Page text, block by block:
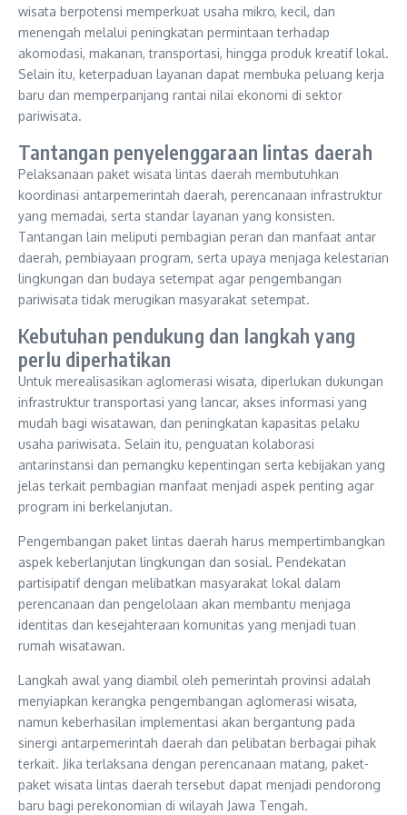
wisata berpotensi memperkuat usaha mikro, kecil, dan
menengah melalui peningkatan permintaan terhadap
akomodasi, makanan, transportasi, hingga produk kreatif lokal.
Selain itu, keterpaduan layanan dapat membuka peluang kerja
baru dan memperpanjang rantai nilai ekonomi di sektor
pariwisata.
Tantangan penyelenggaraan lintas daerah
Pelaksanaan paket wisata lintas daerah membutuhkan
koordinasi antarpemerintah daerah, perencanaan infrastruktur
yang memadai, serta standar layanan yang konsisten.
Tantangan lain meliputi pembagian peran dan manfaat antar
daerah, pembiayaan program, serta upaya menjaga kelestarian
lingkungan dan budaya setempat agar pengembangan
pariwisata tidak merugikan masyarakat setempat.
Kebutuhan pendukung dan langkah yang
perlu diperhatikan
Untuk merealisasikan aglomerasi wisata, diperlukan dukungan
infrastruktur transportasi yang lancar, akses informasi yang
mudah bagi wisatawan, dan peningkatan kapasitas pelaku
usaha pariwisata. Selain itu, penguatan kolaborasi
antarinstansi dan pemangku kepentingan serta kebijakan yang
jelas terkait pembagian manfaat menjadi aspek penting agar
program ini berkelanjutan.
Pengembangan paket lintas daerah harus mempertimbangkan
aspek keberlanjutan lingkungan dan sosial. Pendekatan
partisipatif dengan melibatkan masyarakat lokal dalam
perencanaan dan pengelolaan akan membantu menjaga
identitas dan kesejahteraan komunitas yang menjadi tuan
rumah wisatawan.
Langkah awal yang diambil oleh pemerintah provinsi adalah
menyiapkan kerangka pengembangan aglomerasi wisata,
namun keberhasilan implementasi akan bergantung pada
sinergi antarpemerintah daerah dan pelibatan berbagai pihak
terkait. Jika terlaksana dengan perencanaan matang, paket-
paket wisata lintas daerah tersebut dapat menjadi pendorong
baru bagi perekonomian di wilayah Jawa Tengah.